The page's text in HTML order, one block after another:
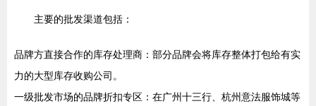
主要的批发渠道包括：
品牌方直接合作的库存处理商：部分品牌会将库存整体打包给有实
力的大型库存收购公司。
一级批发市场的品牌折扣专区：在广州十三行、杭州意法服饰城等